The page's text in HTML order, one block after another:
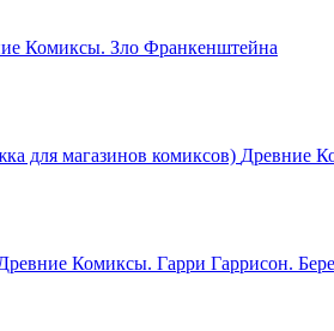
Комиксы. Зло Франкенштейна
Древние
Комиксы. Гарри Гаррисон.